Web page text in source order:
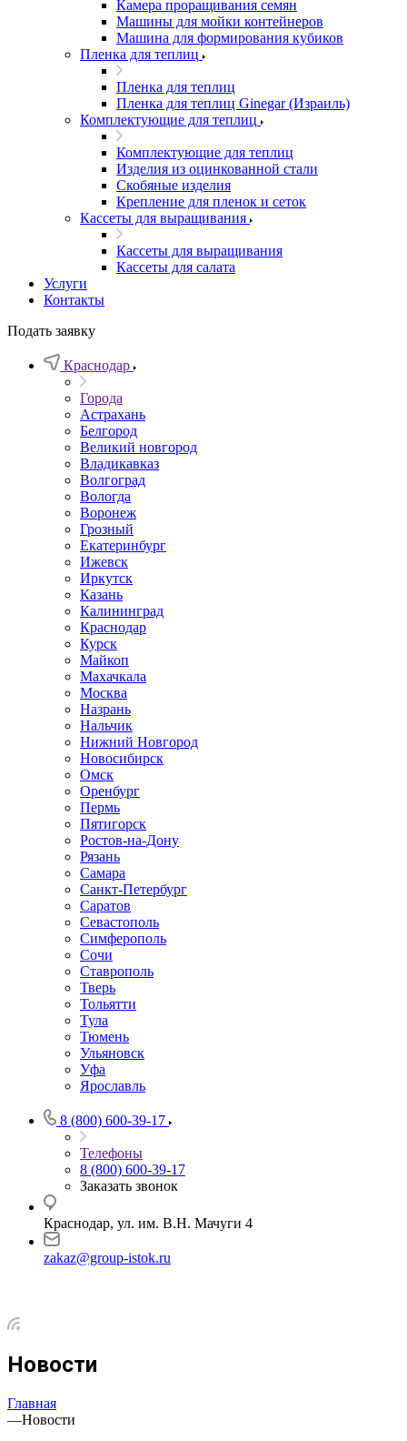
Камера проращивания семян
Машины для мойки контейнеров
Машина для формирования кубиков
Пленка для теплиц
Пленка для теплиц
Пленка для теплиц Ginegar (Израиль)
Комплектующие для теплиц
Комплектующие для теплиц
Изделия из оцинкованной стали
Скобяные изделия
Крепление для пленок и сеток
Кассеты для выращивания
Кассеты для выращивания
Кассеты для салата
Услуги
Контакты
Подать заявку
Краснодар
Города
Астрахань
Белгород
Великий новгород
Владикавказ
Волгоград
Вологда
Воронеж
Грозный
Екатеринбург
Ижевск
Иркутск
Казань
Калининград
Краснодар
Курск
Майкоп
Махачкала
Москва
Назрань
Нальчик
Нижний Новгород
Новосибирск
Омск
Оренбург
Пермь
Пятигорск
Ростов-на-Дону
Рязань
Самара
Санкт-Петербург
Саратов
Севастополь
Симферополь
Сочи
Ставрополь
Тверь
Тольятти
Тула
Тюмень
Ульяновск
Уфа
Ярославль
8 (800) 600-39-17
Телефоны
8 (800) 600-39-17
Заказать звонок
Краснодар, ул. им. В.Н. Мачуги 4
zakaz@group-istok.ru
Новости
Главная
—Новости